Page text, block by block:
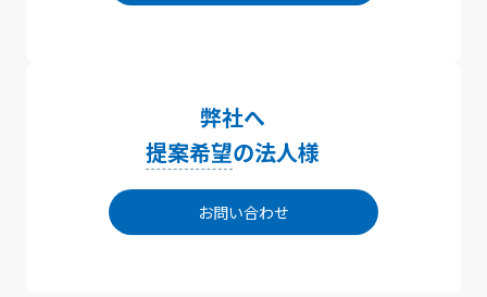
弊社へ
提案希望の法人様
お問い合わせ